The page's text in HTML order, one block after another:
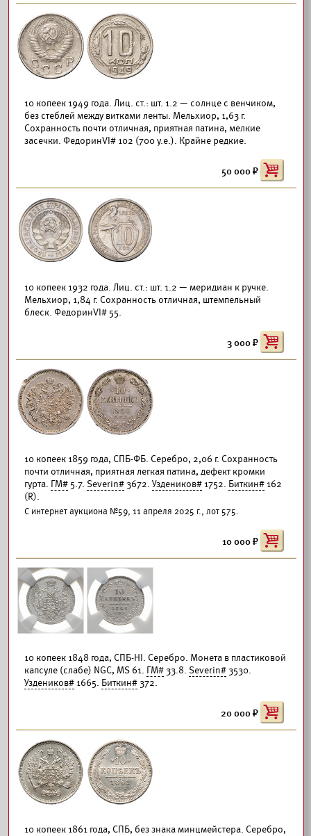
10 копеек 1949 года. Лиц. ст.: шт. 1.2 — солнце с венчиком,
без стеблей между витками ленты. Мельхиор, 1,63 г.
Сохранность почти отличная, приятная патина, мелкие
засечки. ФедоринVI# 102 (700 у.е.). Крайне редкие.
50 000
10 копеек 1932 года. Лиц. ст.: шт. 1.2 — меридиан к ручке.
Мельхиор, 1,84 г. Сохранность отличная, штемпельный
блеск. ФедоринVI# 55.
3 000
10 копеек 1859 года, СПБ-ФБ. Серебро, 2,06 г. Сохранность
почти отличная, приятная легкая патина, дефект кромки
гурта. ГМ# 5.7. Severin#3672. Уздеников# 1752. Биткин# 162
(R).
С интернет аукциона №59, 11 апреля 2025 г., лот 575.
10 000
10 копеек 1848 года, СПБ-НI. Серебро. Монета в пластиковой
капсуле (слабе) NGС, MS 61. ГМ#33.8. Severin#3530.
Уздеников# 1665. Биткин#372.
20 000
10 копеек 1861 года, СПБ, без знака минцмейстера. Серебро,